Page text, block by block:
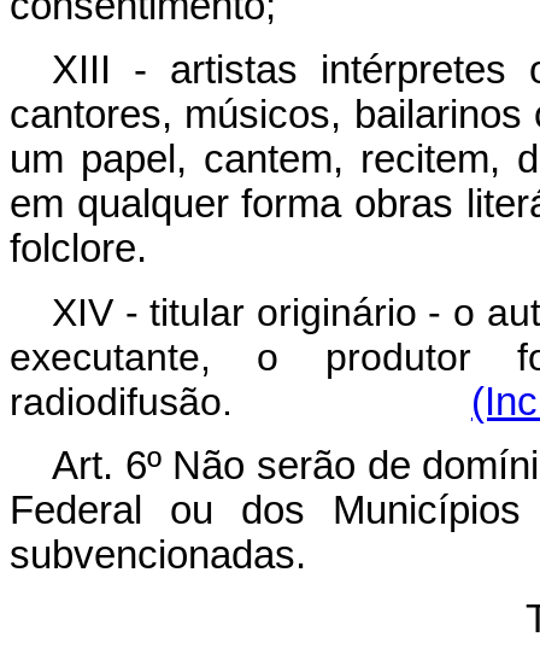
XIII - artistas intérpretes
cantores, músicos,
um papel, cantem, recitem,
em qualquer forma obras
folclore.
XIV - titular originário - o
executante, o produtor
radiodifusão.
Art. 6º Não serão de
Federal ou dos
subvencionadas.